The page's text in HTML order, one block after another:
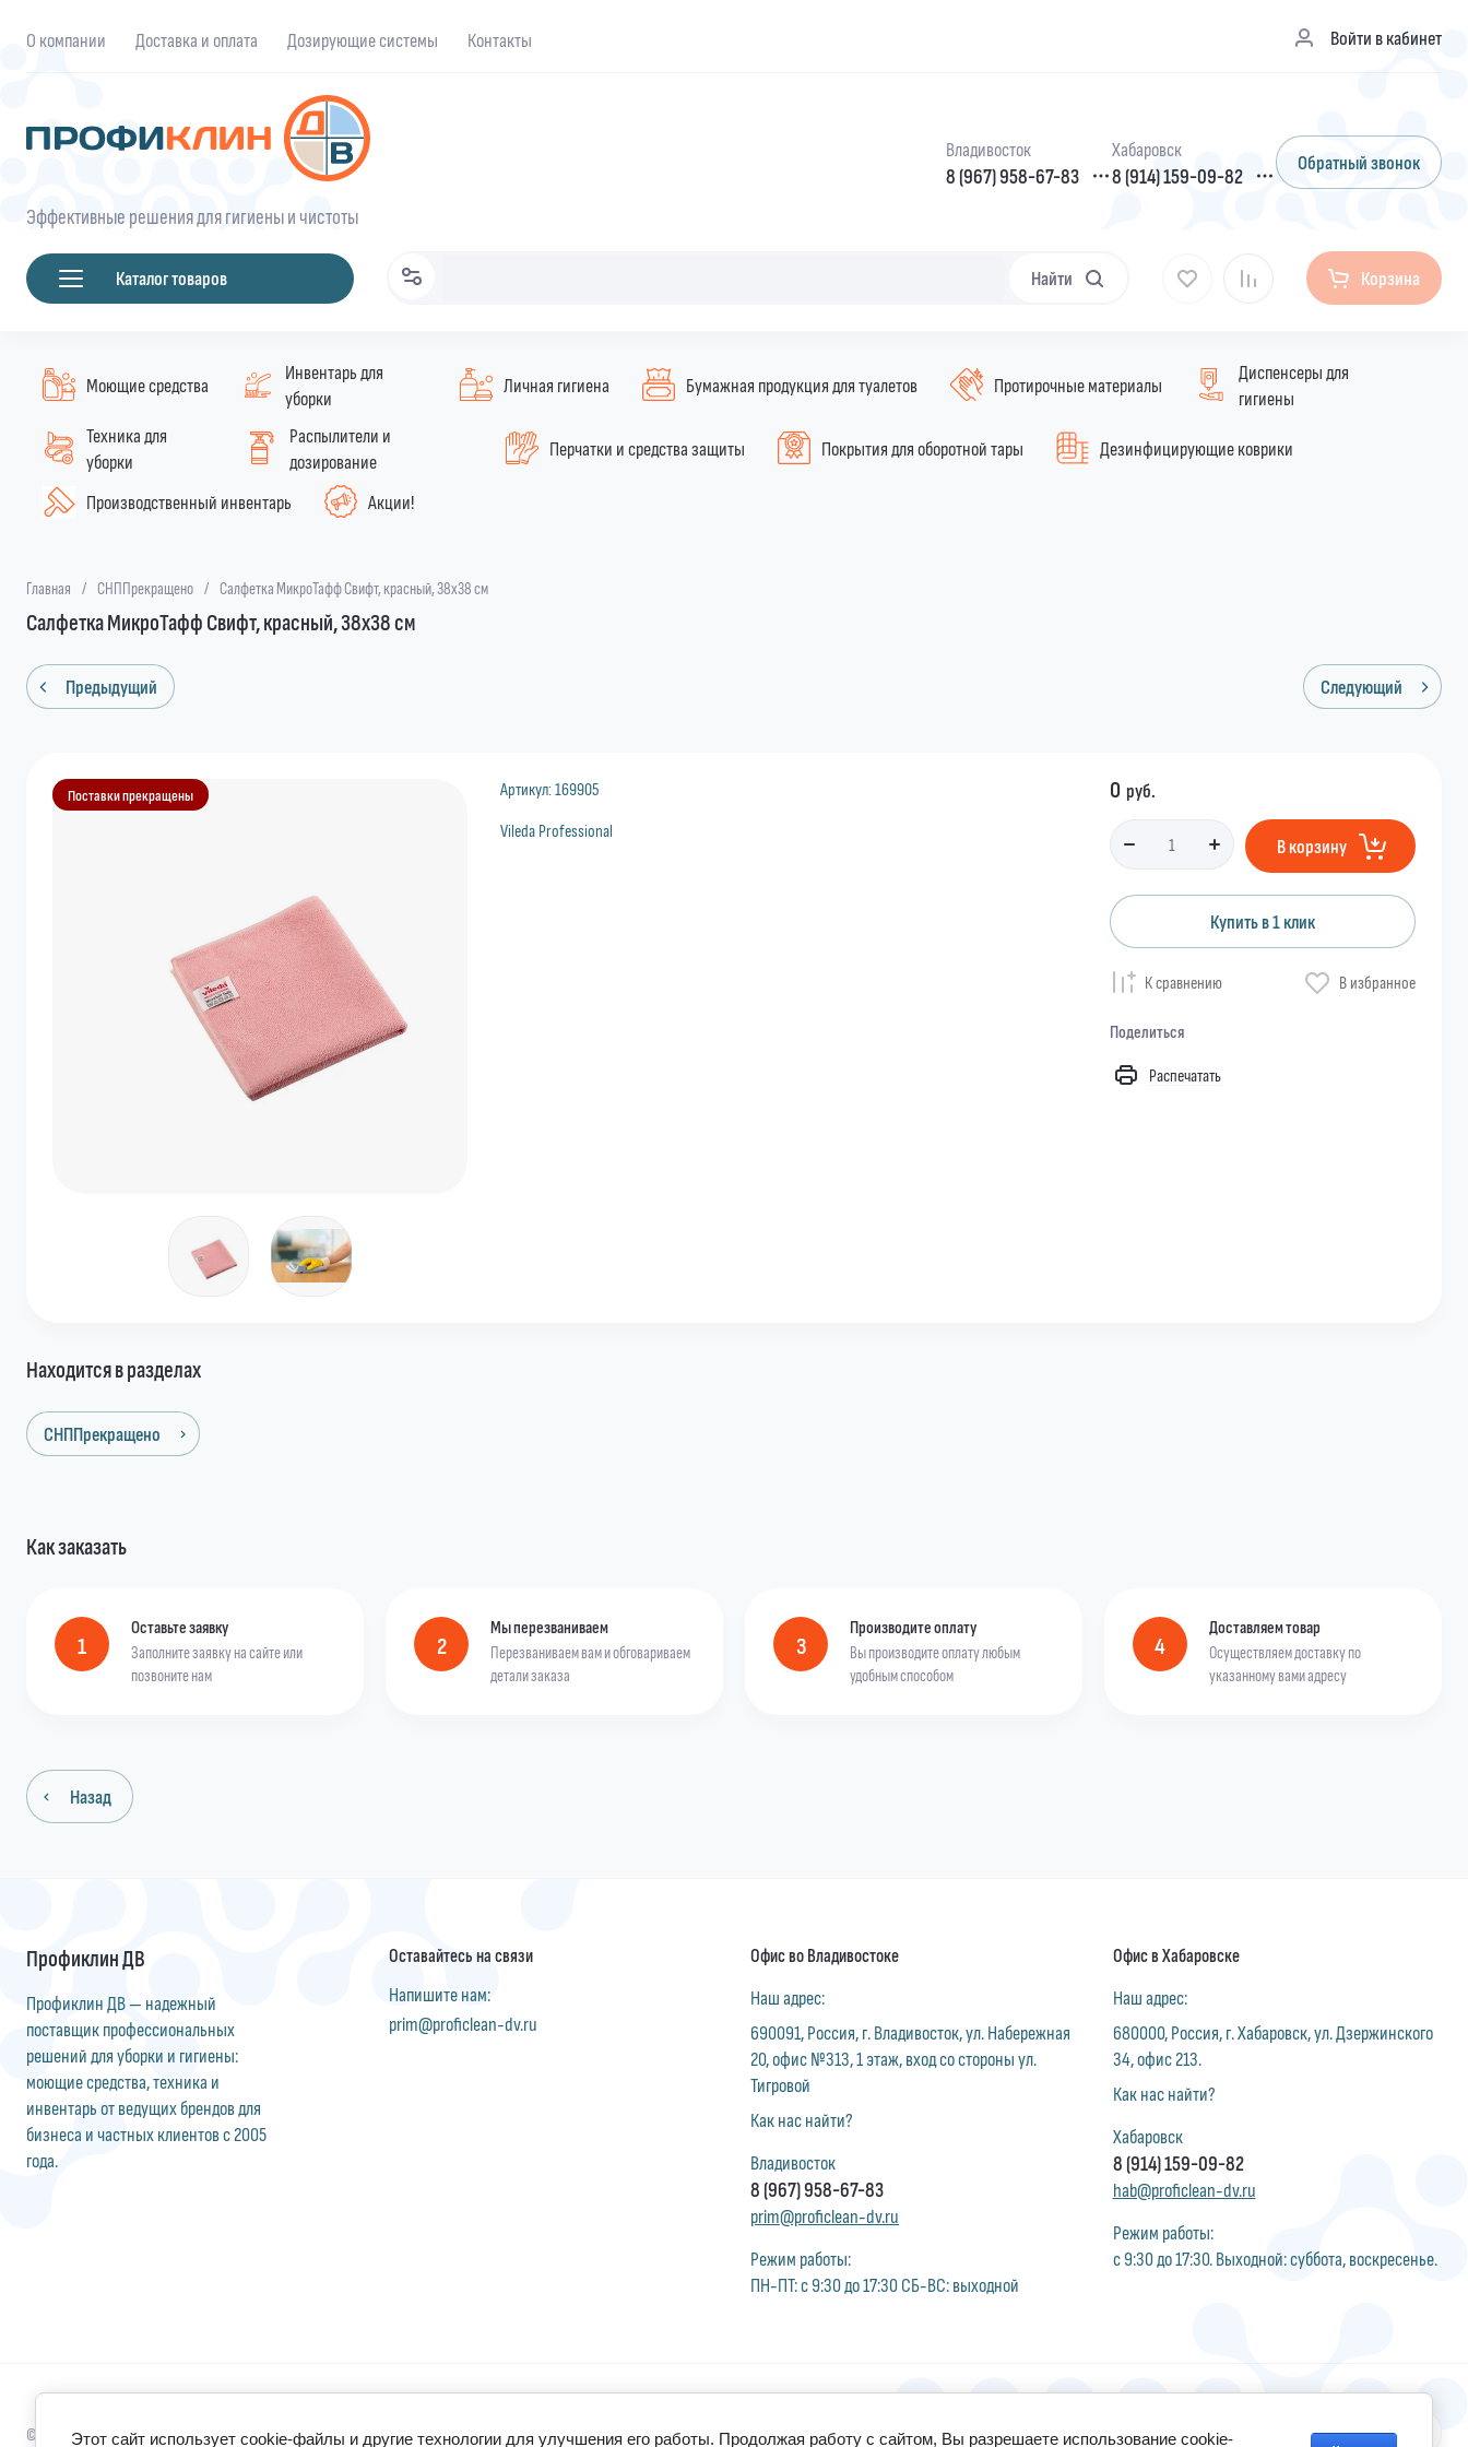
О компании Доставка и оплата Дозирующие системы Контакты Войти в кабинет
Эффективные решения для гигиены и чистоты
Владивосток
8 (967) 958-67-83
Хабаровск
8 (914) 159-09-82
Обратный звонок
Каталог товаров Найти Корзина
Моющие средства
Инвентарь для
уборки
Личная гигиена Бумажная продукция для туалетов Протирочные материалы
Диспенсеры для
гигиены
Техника для
уборки
Распылители и
дозирование
Перчатки и средства защиты Покрытия для оборотной тары Дезинфицирующие коврики
Производственный инвентарь Акции!
Главная / СНППрекращено / Салфетка МикроТафф Свифт, красный, 38x38 см
Салфетка МикроТафф Свифт, красный, 38x38 см
Предыдущий Следующий
Поставки прекращены Артикул:169905
Vileda Professional
0 руб.
В корзину
Купить в 1 клик
К сравнению В избранное
Поделиться
Распечатать
Находится в разделах
СНППрекращено
Как заказать
1
Оставьте заявку
Заполните заявку на сайте или
позвоните нам
2
Мы перезваниваем
Перезваниваем вам и обговариваем
детали заказа
3
Производите оплату
Вы производите оплату любым
удобным способом
4
Доставляем товар
Осуществляем доставку по
указанному вами адресу
Назад
Профиклин ДВ
Профиклин ДВ — надежный
поставщик профессиональных
решений для уборки и гигиены:
моющие средства, техника и
инвентарь от ведущих брендов для
бизнеса и частных клиентов с 2005
года.
Оставайтесь на связи
Напишите нам:
prim@proficlean-dv.ru
Офис во Владивостоке
Наш адрес:
690091, Россия, г. Владивосток, ул. Набережная
20, офис №313, 1 этаж, вход со стороны ул.
Тигровой
Как нас найти?
Владивосток
8 (967) 958-67-83
prim@proficlean-dv.ru
Режим работы:
ПН-ПТ: с 9:30 до 17:30 СБ-ВС: выходной
Офис в Хабаровске
Наш адрес:
680000, Россия, г. Хабаровск, ул. Дзержинского
34, офис 213.
Как нас найти?
Хабаровск
8 (914) 159-09-82
hab@proficlean-dv.ru
Режим работы:
с 9:30 до 17:30. Выходной: суббота, воскресенье.
© 2010 - 2026 ООО «Профиклин ДВ»
Этот сайт использует cookie-файлы и другие технологии для улучшения его работы. Продолжая работу с сайтом, Вы разрешаете использование cookie-